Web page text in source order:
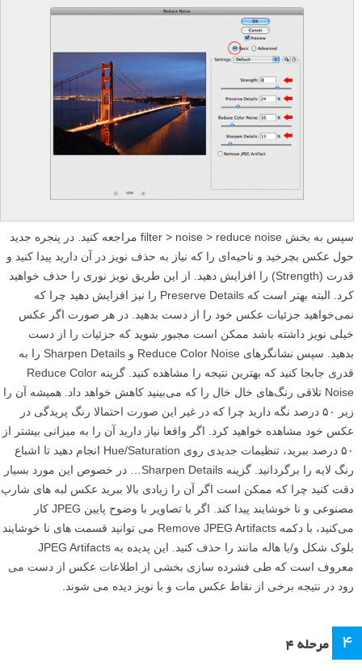
سپس به بخش filter > noise > reduce noise مراجعه کنید. در پنجره جدید
حول عکس بچرخید و ناحیه‌ای را که نیاز به حذف نویز در آن دارید پیدا کنید و
قدرت (Strength) را افزایش دهید. از این طریق نویز نوری را حذف خواهید
کرد. البته بهتر است که Preserve Details را نیز افزایش دهید چرا که
نمی‌خواهید جزئیات عکس خود را از دست بدهید. در هر صورت اگر عکس
خیلی نویز داشته باشد ممکن است مجبور شوید که جزئیات را از دست
بدهید. سپس نشانگرهای Reduce Color Noise و Sharpen Details را به
قدری جابجا کنید که بهترین نتیجه را مشاهده کنید. گزینه Reduce Color
Noise تلاقی رنگ‌های خال خال را که می‌بینید کاهش خواهد داد. همیشه آن را
زیر ۵۰ درصد نگه دارید چرا که در غیر این صورت احتمالا رنگ پریدگی در
عکس خود مشاهده خواهید کرد. اگر واقعا نیاز دارید آن را به میزانی بیشتر از
۵۰ درصد ببرید، تنظیمات جدیدی روی Hue/Saturation انجام دهید تا اشباع
رنگ لایه را برگردانید. گزینه Sharpen Details… در خصوص این مورد بسیار
دقت کنید چرا که ممکن است اگر آن را زیادی بالا ببرید عکس لبه های شارپ
مصنوعی و نا خوشایند پیدا کند. اگر با تصاویر با وضوح پایین JPEG کار
می‌کنید، با دکمه Remove JPEG Artifacts می توانید قسمت های نا خوشایند
بلوک شکل و/یا هاله مانند را حذف کنید. این پدیده به JPEG Artifacts
معروف است که طی فشرده سازی بخشی از اطلاعات عکس از دست می
رود در نتیجه برخی از نقاط عکس مات و با نویز دیده می شوند.
۴ مرحله ۴